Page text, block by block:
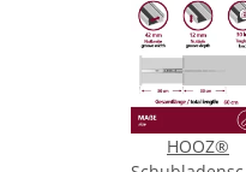
HOOZ®